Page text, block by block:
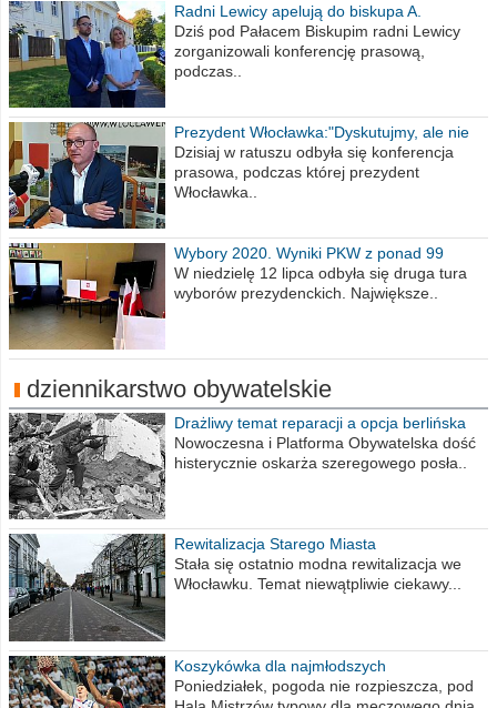
Radni Lewicy apelują do biskupa A.
Wiesława Meringa
Dziś pod Pałacem Biskupim radni Lewicy
zorganizowali konferencję prasową,
podczas..
Prezydent Włocławka:"Dyskutujmy, ale nie
obrażajmy się”
Dzisiaj w ratuszu odbyła się konferencja
prasowa, podczas której prezydent
Włocławka..
Wybory 2020. Wyniki PKW z ponad 99
procent obwodów
W niedzielę 12 lipca odbyła się druga tura
wyborów prezydenckich. Największe..
dziennikarstwo obywatelskie
Drażliwy temat reparacji a opcja berlińska
Nowoczesna i Platforma Obywatelska dość
histerycznie oskarża szeregowego posła..
Rewitalizacja Starego Miasta
Stała się ostatnio modna rewitalizacja we
Włocławku. Temat niewątpliwie ciekawy...
Koszykówka dla najmłodszych
Poniedziałek, pogoda nie rozpieszcza, pod